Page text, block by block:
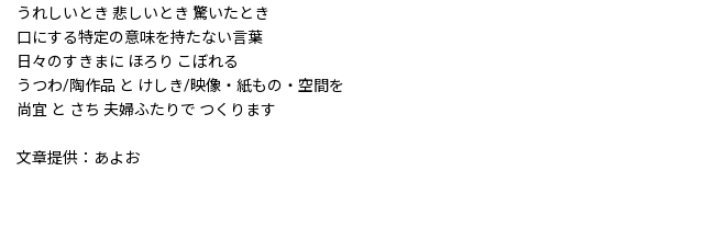
うれしいとき 悲しいとき 驚いたとき
口にする特定の意味を持たない言葉
日々のすきまに ほろり こぼれる
うつわ/陶作品 と けしき/映像・紙もの・空間を
尚宜 と さち 夫婦ふたりで つくります
文章提供：あよお